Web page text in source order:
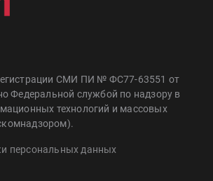
СМИ ПИ № ФС77-63551 от
Федеральной службой по надзору в
технологий и массовых
персональных данных